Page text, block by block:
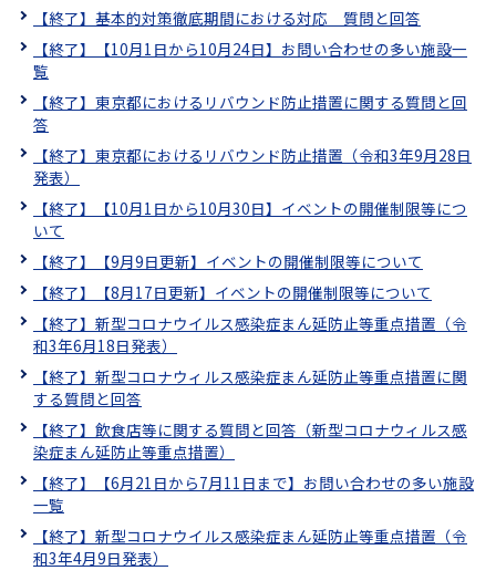
【終了】基本的対策徹底期間における対応 質問と回答
【終了】【10月1日から10月24日】お問い合わせの多い施設一
覧
【終了】東京都におけるリバウンド防止措置に関する質問と回
答
【終了】東京都におけるリバウンド防止措置（令和3年9月28日
発表）
【終了】【10月1日から10月30日】イベントの開催制限等につ
いて
【終了】【9月9日更新】イベントの開催制限等について
【終了】【8月17日更新】イベントの開催制限等について
【終了】新型コロナウイルス感染症まん延防止等重点措置（令
和3年6月18日発表）
【終了】新型コロナウィルス感染症まん延防止等重点措置に関
する質問と回答
【終了】飲食店等に関する質問と回答（新型コロナウィルス感
染症まん延防止等重点措置）
【終了】【6月21日から7月11日まで】お問い合わせの多い施設
一覧
【終了】新型コロナウイルス感染症まん延防止等重点措置（令
和3年4月9日発表）